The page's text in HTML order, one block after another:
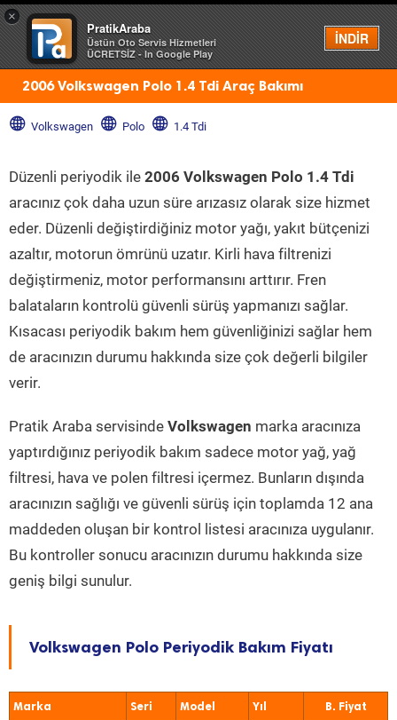
×
PratikAraba
Üstün Oto Servis Hizmetleri
ÜCRETSİZ - In Google Play
İNDİR
Menü
2006 Volkswagen Polo 1.4 Tdi Araç Bakımı
Volkswagen Polo 1.4 Tdi
Düzenli periyodik ile 2006 Volkswagen Polo 1.4 Tdi
aracınız çok daha uzun süre arızasız olarak size hizmet
eder. Düzenli değiştirdiğiniz motor yağı, yakıt bütçenizi
azaltır, motorun ömrünü uzatır. Kirli hava filtrenizi
değiştirmeniz, motor performansını arttırır. Fren
balataların kontrolü güvenli sürüş yapmanızı sağlar.
Kısacası periyodik bakım hem güvenliğinizi sağlar hem
de aracınızın durumu hakkında size çok değerli bilgiler
verir.
Pratik Araba servisinde Volkswagen marka aracınıza
yaptırdığınız periyodik bakım sadece motor yağ, yağ
filtresi, hava ve polen filtresi içermez. Bunların dışında
aracınızın sağlığı ve güvenli sürüş için toplamda 12 ana
maddeden oluşan bir kontrol listesi aracınıza uygulanır.
Bu kontroller sonucu aracınızın durumu hakkında size
geniş bilgi sunulur.
Volkswagen Polo Periyodik Bakım Fiyatı
Marka Seri Model Yıl